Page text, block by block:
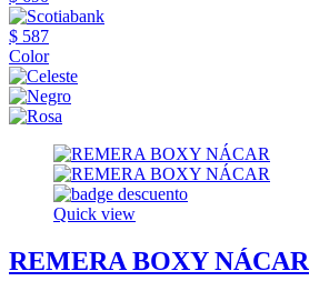
$ 587
Color
Quick view
REMERA BOXY NÁCAR